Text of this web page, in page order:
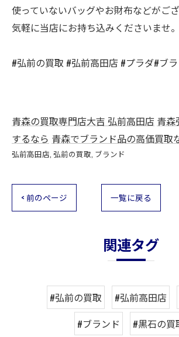
使っていないバッグやお財布などがご
気軽に当店にお持ち込みくださいませ。
#弘前の買取 #弘前高田店 #プラダ#ブ
青森の買取専門店大吉 弘前高田店 青森
するなら 青森でブランド品の高価買取
弘前高田店 弘前の買取 ブランド
< 前のページ 一覧に戻る
関連タグ
#弘前の買取 #弘前高田店
#ブランド
#黒石の買